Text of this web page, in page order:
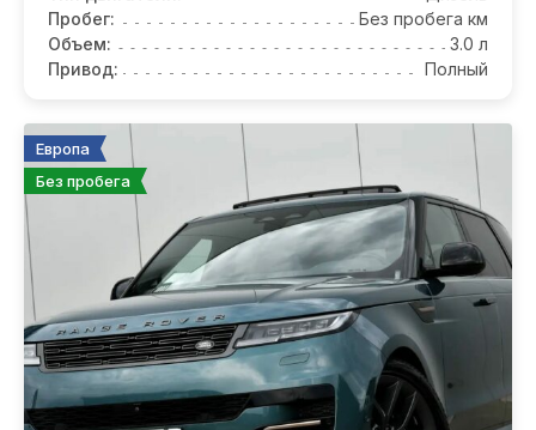
Пробег:
Без пробега км
Объем:
3.0 л
Привод:
Полный
Европа
Без пробега